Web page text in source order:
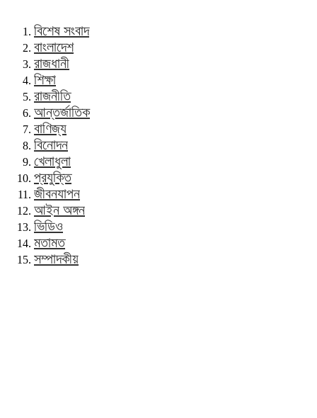
বিশেষ সংবাদ
বাংলাদেশ
রাজধানী
শিক্ষা
রাজনীতি
আন্তর্জাতিক
বাণিজ্য
বিনোদন
খেলাধুলা
প্রযুক্তি
জীবনযাপন
আইন অঙ্গন
ভিডিও
মতামত
সম্পাদকীয়